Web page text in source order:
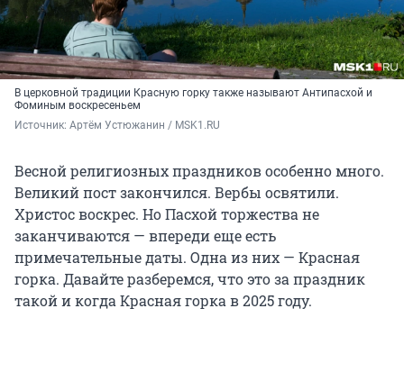
В церковной традиции Красную горку также называют Антипасхой и
Фоминым воскресеньем
Источник: Артём Устюжанин / MSK1.RU
Весной религиозных праздников особенно много.
Великий пост закончился. Вербы освятили.
Христос воскрес. Но Пасхой торжества не
заканчиваются — впереди еще есть
примечательные даты. Одна из них — Красная
горка. Давайте разберемся, что это за праздник
такой и когда Красная горка в 2025 году.